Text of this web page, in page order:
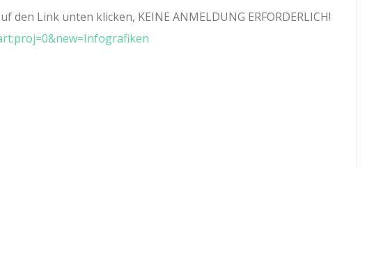
den Link unten klicken, KEINE ANMELDUNG ERFORDERLICH!